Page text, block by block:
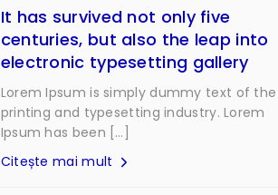
It has survived not only five
centuries, but also the leap into
electronic typesetting gallery
Lorem Ipsum is simply dummy text of the
printing and typesetting industry. Lorem
Ipsum has been […]
Citește mai mult